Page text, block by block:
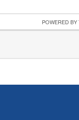
POWERED BY